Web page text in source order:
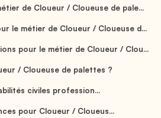
de Cloueur / Cloueuse de pale...
le métier de Cloueur / Cloueuse d...
pour le métier de Cloueur / Clou...
/ Cloueuse de palettes ?
civiles profession...
pour Cloueur / Cloueus...